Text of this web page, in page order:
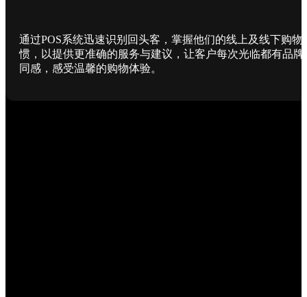
通过POS系统迅速识别回头客，掌握他们的线上及线下购物
惯，以提供更准确的服务与建议，让客户每次光临都有品牌
同感，感受温馨的购物体验。